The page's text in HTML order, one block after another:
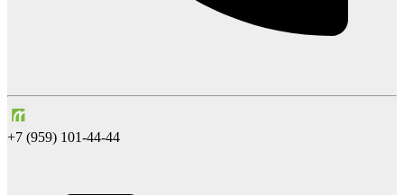
+7 (959) 101-44-44